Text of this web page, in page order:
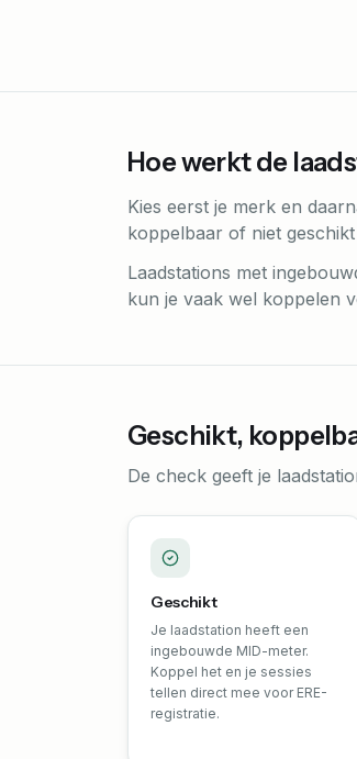
Hoe werkt de
Kies eerst je merk en
koppelbaar of niet
Laadstations met
kun je vaak wel koppelen
Geschikt,
De check geeft je
Geschikt
Je laadstation heeft een
ingebouwde MID-meter.
Koppel het en je sessies
tellen direct mee voor ERE-
registratie.